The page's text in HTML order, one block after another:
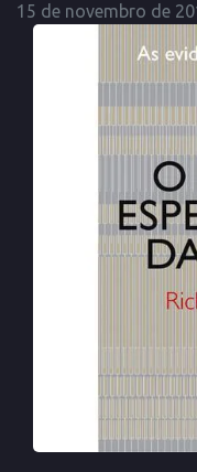
15 de novembro de